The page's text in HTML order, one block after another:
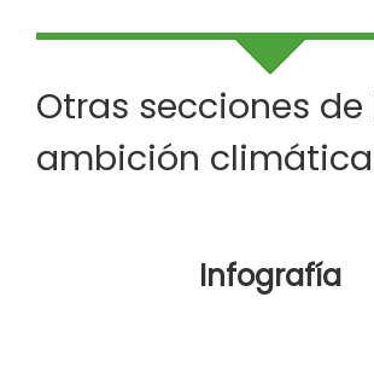
Otras secciones de
ambición climática
Infografía